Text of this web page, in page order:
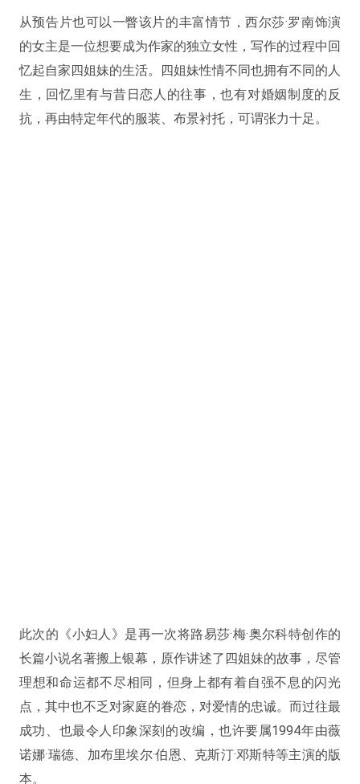
从预告片也可以一瞥该片的丰富情节，西尔莎·罗南饰演
的女主是一位想要成为作家的独立女性，写作的过程中回
忆起自家四姐妹的生活。四姐妹性情不同也拥有不同的人
生，回忆里有与昔日恋人的往事，也有对婚姻制度的反
抗，再由特定年代的服装、布景衬托，可谓张力十足。
此次的《小妇人》是再一次将路易莎·梅·奥尔科特创作的
长篇小说名著搬上银幕，原作讲述了四姐妹的故事，尽管
理想和命运都不尽相同，但身上都有着自强不息的闪光
点，其中也不乏对家庭的眷恋，对爱情的忠诚。而过往最
成功、也最令人印象深刻的改编，也许要属1994年由薇
诺娜·瑞德、加布里埃尔·伯恩、克斯汀·邓斯特等主演的版
本。